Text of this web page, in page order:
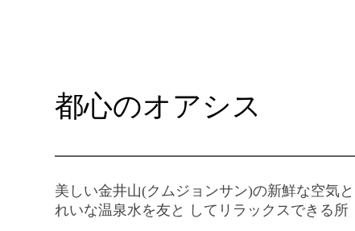
都心のオアシス
美しい金井山(クムジョンサン)の新鮮な空気
れいな温泉水を友と してリラックスできる所